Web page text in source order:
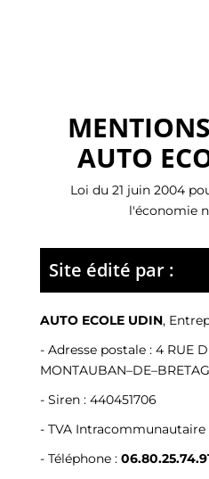
AUTO
Loi du 21 juin 2004
l'économie
Site édité par :
AUTO ECOLE UDIN,
- Adresse postale : 4 RUE
- Siren : 440451706
- TVA Intracommunautaire
- Téléphone :